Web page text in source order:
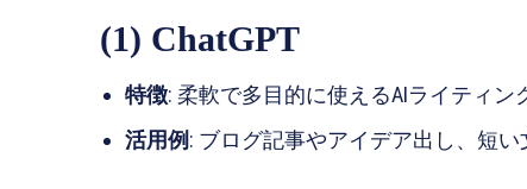
(1) ChatGPT
特徴: 柔軟で多目的に使えるAIライティン
活用例: ブログ記事やアイデア出し、短い